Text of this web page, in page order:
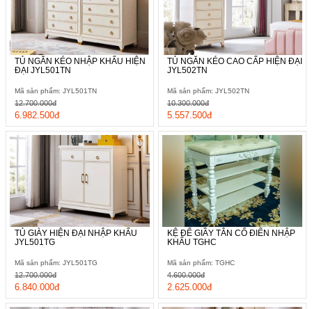
TỦ NGĂN KÉO NHẬP KHẨU HIỆN
ĐẠI JYL501TN
Mã sản phẩm: JYL501TN
6.982.500đ
12.700.000đ
TỦ NGĂN KÉO CAO CẤP HIỆN ĐẠI
JYL502TN
Mã sản phẩm: JYL502TN
5.557.500đ
10.300.000đ
TỦ GIÀY HIỆN ĐẠI NHẬP KHẨU
JYL501TG
Mã sản phẩm: JYL501TG
6.840.000đ
12.700.000đ
KỆ ĐỂ GIẦY TÂN CỔ ĐIỂN NHẬP
KHẨU TGHC
Mã sản phẩm: TGHC
2.625.000đ
4.600.000đ